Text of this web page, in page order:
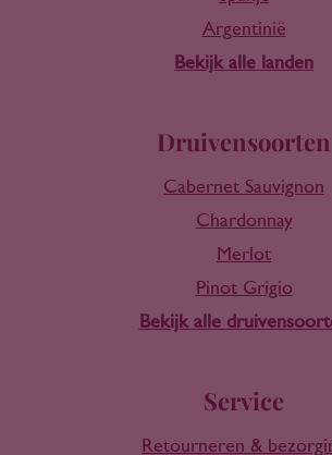
Argentinië
Bekijk alle landen
Druivensoorten
Cabernet Sauvignon
Chardonnay
Merlot
Pinot Grigio
Bekijk alle
Service
Retourneren &